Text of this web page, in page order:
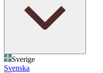
Sverige
Svenska